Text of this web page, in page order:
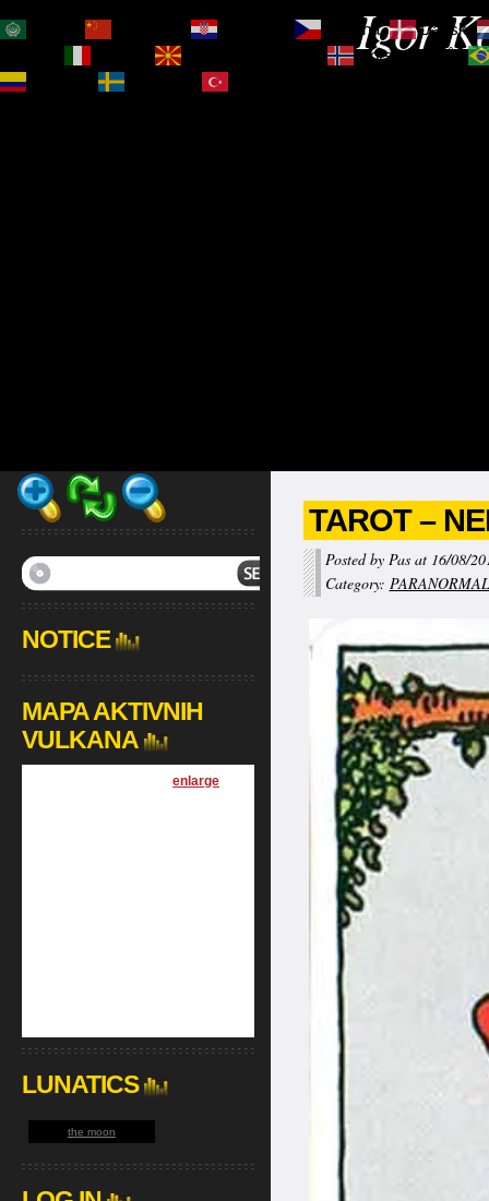
Igor
TAROT –
Posted by Pas at 16/08/
Category:
NOTICE
MAPA AKTIVNIH
VULKANA
[enlarge
LUNATICS
the moon
Čeština‎
Dansk
Norsk bokmål